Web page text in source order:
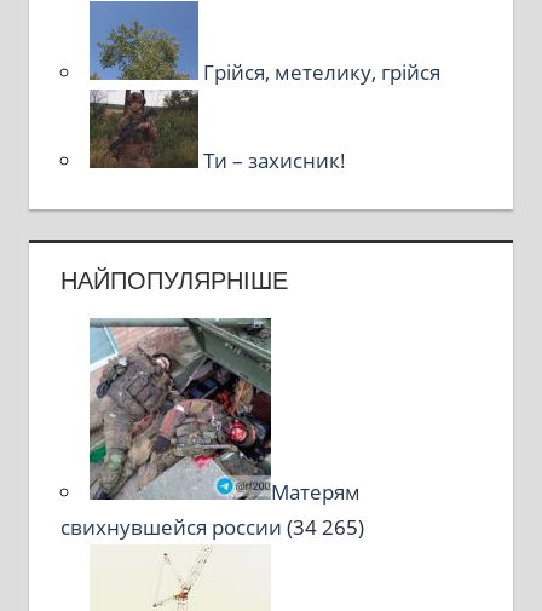
Грійся, метелику, грійся
Ти – захисник!
НАЙПОПУЛЯРНІШЕ
Матерям
свихнувшейся россии (34 265)